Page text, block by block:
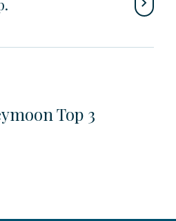
Top 3